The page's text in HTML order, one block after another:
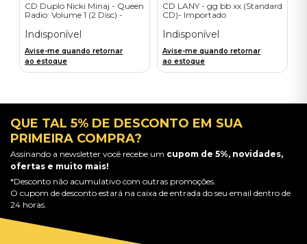
CD Duplo Nicki Minaj - Queen
Radio: Volume 1 (2 Disc) -
Indisponível
Avise-me quando retornar
ao estoque
CD LANY - gg bb xx (Standard
CD)- Importado
Indisponível
Avise-me quando retornar
ao estoque
QUE TAL 5% DE DESCONTO EM SUA
PRIMEIRA COMPRA?
Assinando a newsletter você recebe um cupom de 5%, novidades,
ofertas e muito mais!
*Desconto não acumulativo com outras promoções.
O cupom de desconto estará na caixa de entrada do seu email dentro de
24 horas.